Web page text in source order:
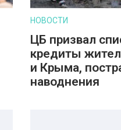
НОВОСТИ
ЦБ призвал
кредиты
и Крыма,
наводнения